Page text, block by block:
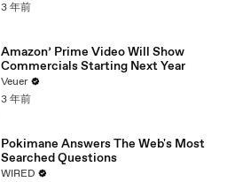
3 年前
Amazon’ Prime Video Will Show
Commercials Starting Next Year
Veuer
3 年前
Pokimane Answers The Web's Most
Searched Questions
WIRED